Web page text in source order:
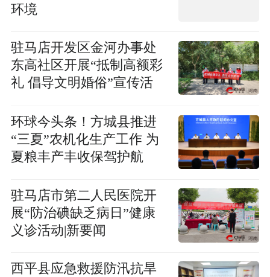
环境
驻马店开发区金河办事处
东高社区开展“抵制高额彩
礼 倡导文明婚俗”宣传活
环球今头条！​方城县推进
“三夏”农机化生产工作 为
夏粮丰产丰收保驾护航
驻马店市第二人民医院开
展“防治碘缺乏病日”健康
义诊活动|新要闻
​西平县应急救援防汛抗旱